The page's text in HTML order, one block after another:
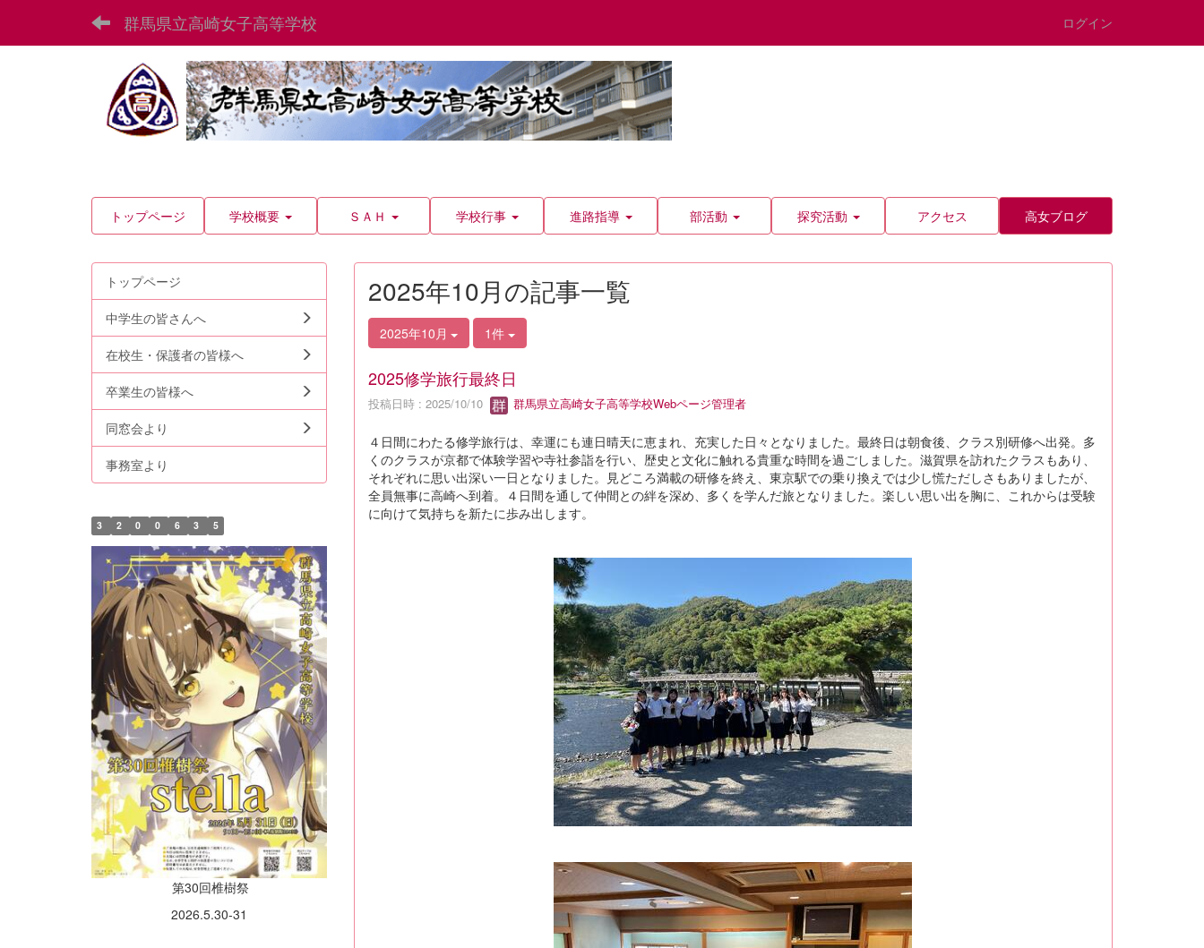
群馬県立高崎女子高等学校 ログイン
トップページ 学校概要 ＳＡＨ 学校行事 進路指導 部活動 探究活動 アクセス 高女ブログ
2025年10月の記事一覧
2025年10月 1件
2025修学旅行最終日
投稿日時 : 2025/10/10 群馬県立高崎女子高等学校Webページ管理者
４日間にわたる修学旅行は、幸運にも連日晴天に恵まれ、充実した日々となりました。最終日は朝食後、クラス別研修へ出発。多
くのクラスが京都で体験学習や寺社参詣を行い、歴史と文化に触れる貴重な時間を過ごしました。滋賀県を訪れたクラスもあり、
それぞれに思い出深い一日となりました。見どころ満載の研修を終え、東京駅での乗り換えでは少し慌ただしさもありましたが、
全員無事に高崎へ到着。４日間を通して仲間との絆を深め、多くを学んだ旅となりました。楽しい思い出を胸に、これからは受験
に向けて気持ちを新たに歩み出します。
トップページ
中学生の皆さんへ
在校生・保護者の皆様へ
卒業生の皆様へ
同窓会より
事務室より
3 2 0 0 6 3 5
第30回椎樹祭
2026.5.30-31